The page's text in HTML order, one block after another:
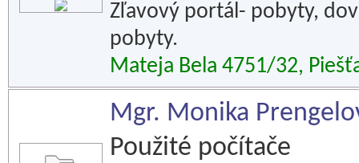
Zľavový portál- pobyty,
pobyty.
Mateja Bela 4751/32,
Mgr. Monika
Použité počítače